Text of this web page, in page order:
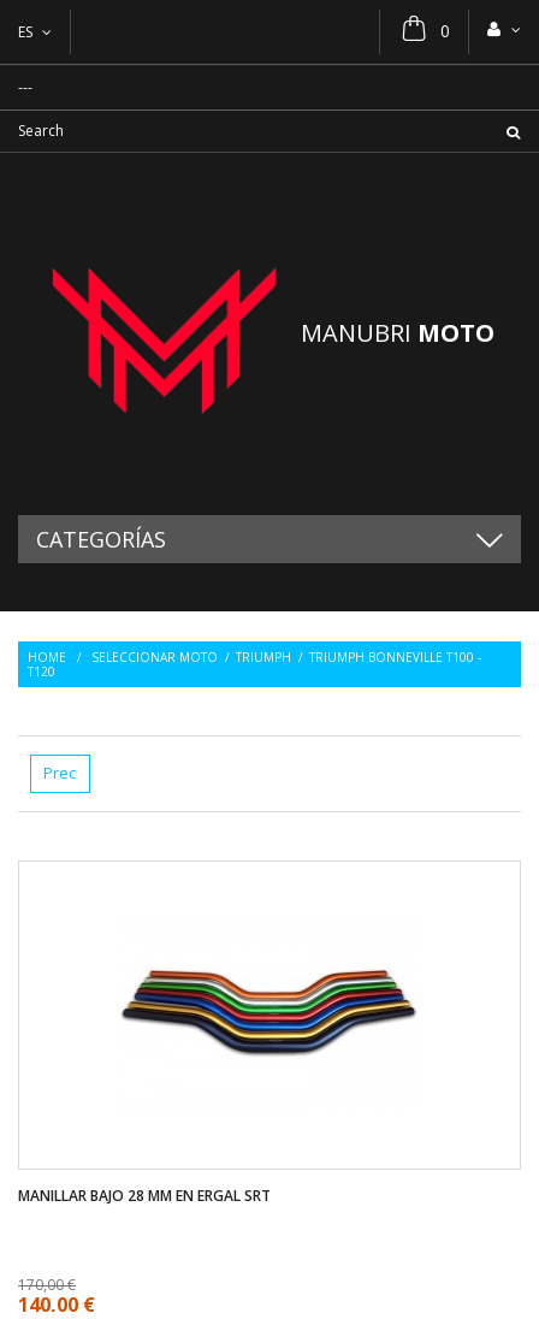
ES 0
MANUBRI MOTO
CATEGORÍAS
HOME / SELECCIONAR MOTO / TRIUMPH / TRIUMPH BONNEVILLE T100 -
T120
MANILLAR BAJO 28 MM EN ERGAL SRT
170,00 €
140,00 €